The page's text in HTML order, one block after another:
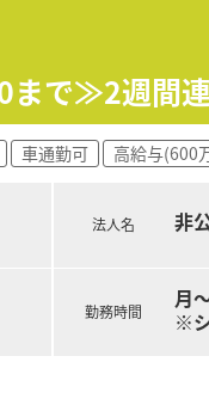
まで≫2週間
車通勤可 高給与(600
法人名 非
勤務時間
月
※